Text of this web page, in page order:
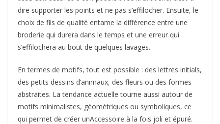
dire supporter les points et ne pas s’effilocher. Ensuite, le
choix de fils de qualité entame la différence entre une
broderie qui durera dans le temps et une erreur qui
s’effilochera au bout de quelques lavages.
En termes de motifs, tout est possible : des lettres initials,
des petits dessins d’animaux, des fleurs ou des formes
abstraites. La tendance actuelle tourne aussi autour de
motifs minimalistes, géométriques ou symboliques, ce
qui permet de créer unAccessoire à la fois joli et épuré.